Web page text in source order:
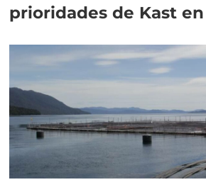
prioridades de Kast